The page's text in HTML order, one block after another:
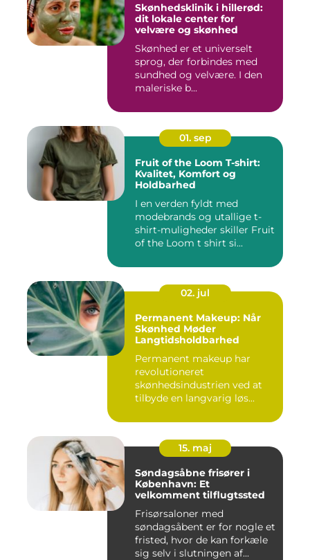
Skønhedsklinik i hillerød:
dit lokale center for
velvære og skønhed
Skønhed er et universelt
sprog, der forbindes med
sundhed og velvære. I den
maleriske b...
01. sep
Fruit of the Loom T-shirt:
Kvalitet, Komfort og
Holdbarhed
I en verden fyldt med
modebrands og utallige t-
shirt-muligheder skiller Fruit
of the Loom t shirt si...
02. jul
Permanent Makeup: Når
Skønhed Møder
Langtidsholdbarhed
Permanent makeup har
revolutioneret
skønhedsindustrien ved at
tilbyde en langvarig løs...
15. maj
Søndagsåbne frisører i
København: Et
velkomment tilflugtssted
Frisørsaloner med
søndagsåbent er for nogle et
fristed, hvor de kan forkæle
sig selv i slutningen af...